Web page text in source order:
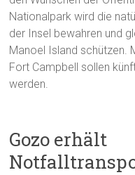
Nationalpark wird die
der Insel bewahren und
Manoel Island schützen.
Fort Campbell sollen
werden.
Gozo erhält